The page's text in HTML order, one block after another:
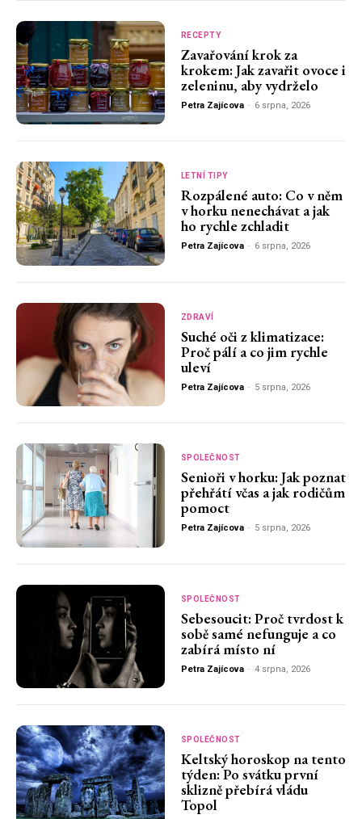
RECEPTY
Zavařování krok za
krokem: Jak zavařit ovoce i
zeleninu, aby vydrželo
Petra Zajícova - 6 srpna, 2026
LETNÍ TIPY
Rozpálené auto: Co v něm
v horku nenechávat a jak
ho rychle zchladit
Petra Zajícova - 6 srpna, 2026
ZDRAVÍ
Suché oči z klimatizace:
Proč pálí a co jim rychle
uleví
Petra Zajícova - 5 srpna, 2026
SPOLEČNOST
Senioři v horku: Jak poznat
přehřátí včas a jak rodičům
pomoct
Petra Zajícova - 5 srpna, 2026
SPOLEČNOST
Sebesoucit: Proč tvrdost k
sobě samé nefunguje a co
zabírá místo ní
Petra Zajícova - 4 srpna, 2026
SPOLEČNOST
Keltský horoskop na tento
týden: Po svátku první
sklizně přebírá vládu
Topol